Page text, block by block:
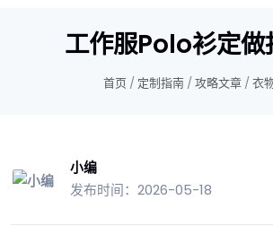
工作服Polo衫定做
首页 / 定制指南 / 攻略文章 / 衣
小编
发布时间：2026-05-18